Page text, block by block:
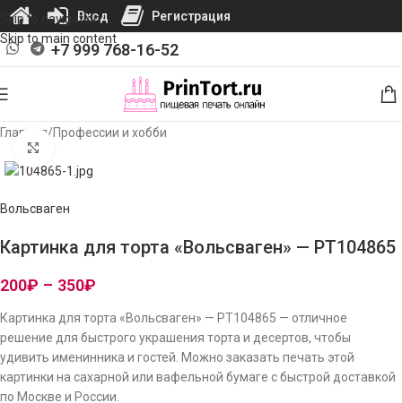
Skip to navigation
Skip to main content
+7 999 768-16-52
Главная/Профессии и хобби
Вольсваген
Картинка для торта «Вольсваген» — PT104865
200₽ – 350₽
Картинка для торта «Вольсваген» — PT104865 — отличное
решение для быстрого украшения торта и десертов, чтобы
удивить именинника и гостей. Можно заказать печать этой
картинки на сахарной или вафельной бумаге с быстрой доставкой
по Москве и России.
Вход Регистрация